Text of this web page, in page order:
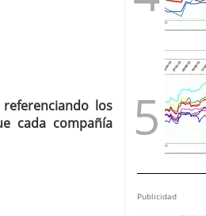
referenciando los
cada compañía
Publicidad